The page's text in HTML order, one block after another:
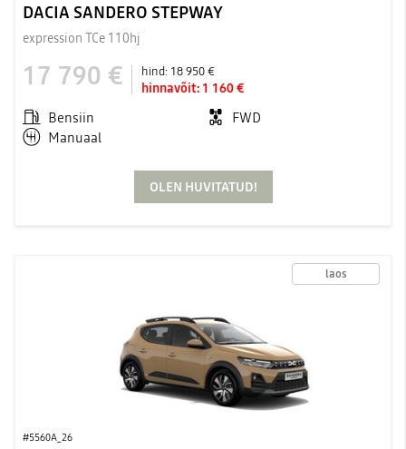
DACIA SANDERO STEPWAY
expression TCe 110hj
17 790 € hind: 18 950 €
hinnavõit: 1 160 €
Bensiin
FWD
Manuaal
OLEN HUVITATUD!
laos
#5560A_26